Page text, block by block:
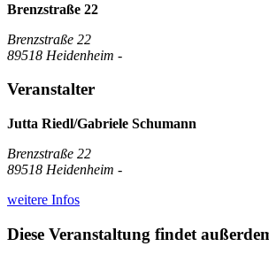
Brenzstraße 22
Brenzstraße 22
89518 Heidenheim -
Veranstalter
Jutta Riedl/Gabriele Schumann
Brenzstraße 22
89518 Heidenheim -
weitere Infos
Diese Veranstaltung findet